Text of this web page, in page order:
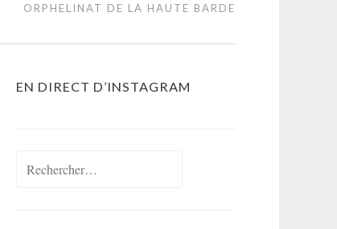
ORPHELINAT DE LA HAUTE BARDE
EN DIRECT D’INSTAGRAM